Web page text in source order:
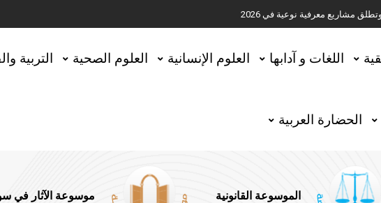
مشاريع معرفية نوعية في 2026
العربية
اللغات و آدابها العلوم الإنسانية العلوم الصحية التربية
الحضارة العربية
الموسوعة القانونية موسوعة الآثار في